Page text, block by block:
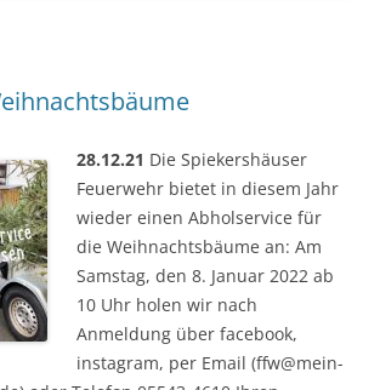
28.12.21 Die Spiekershäuser
Feuerwehr bietet in diesem Jahr
wieder einen Abholservice für
die Weihnachtsbäume an: Am
Samstag, den 8. Januar 2022 ab
10 Uhr holen wir nach
Anmeldung über facebook,
instagram, per Email (ffw@mein-